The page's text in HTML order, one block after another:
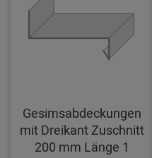
Gesimsabdeckungen
mit Dreikant Zuschnitt
200 mm Länge 1